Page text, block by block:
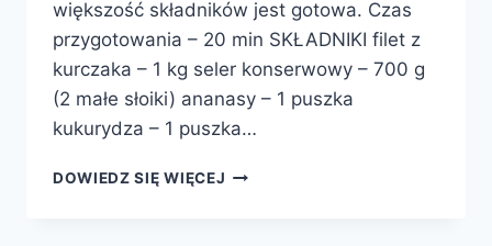
większość składników jest gotowa. Czas
przygotowania – 20 min SKŁADNIKI filet z
kurczaka – 1 kg seler konserwowy – 700 g
(2 małe słoiki) ananasy – 1 puszka
kukurydza – 1 puszka…
DOWIEDZ SIĘ WIĘCEJ SAŁATKA